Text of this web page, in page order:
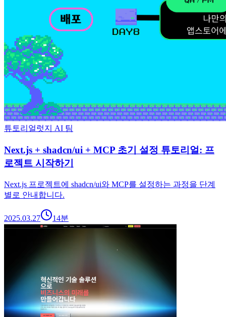
튜토리얼럿지 AI 팀
Next.js + shadcn/ui + MCP 초기 설정 튜토리얼: 프
로젝트 시작하기
Next.js 프로젝트에 shadcn/ui와 MCP를 설정하는 과정을 단계
별로 안내합니다.
2025.03.27 14분